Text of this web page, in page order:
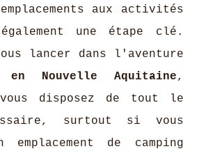
aux activités
une étape clé.
lancer dans l'aventure
en Nouvelle Aquitaine,
disposez de tout le
surtout si vous
de camping